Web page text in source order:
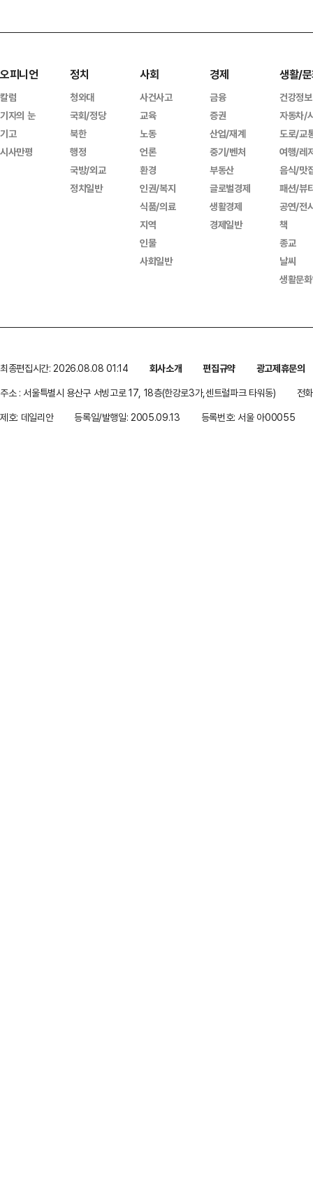
오피니언
칼럼
기자의 눈
기고
시사만평
정치
청와대
국회/정당
북한
행정
국방/외교
정치일반
사회
사건사고
교육
노동
언론
환경
인권/복지
식품/의료
지역
인물
사회일반
경제
금융
증권
산업/재계
중기/벤처
부동산
글로벌경제
생활경제
경제일반
생활/
건강정보
자동차/
도로/교
여행/레
음식/맛
패션/뷰
공연/전
책
종교
날씨
생활문
최종편집시간: 2026.08.08 01:14 회사소개 편집규약
광고제휴문의
주소 : 서울특별시 용산구 서빙고로 17, 18층(한강로3가,센트럴파크 타워동)
전
제호: 데일리안
등록일/발행일: 2005.09.13 등록번호: 서울 아00055